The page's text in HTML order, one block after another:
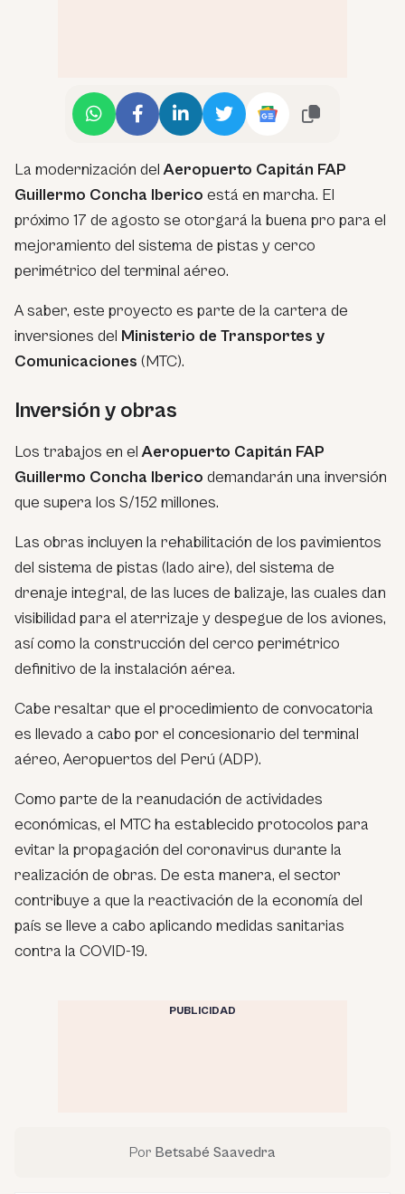
La modernización delAeropuerto Capitán FAP
Guillermo Concha Iberico está en marcha. El
próximo 17 de agosto se otorgará la buena pro para el
mejoramiento del sistema de pistas y cerco
perimétrico del terminal aéreo.
A saber, este proyecto es parte de la cartera de
inversiones del Ministerio de Transportes y
Comunicaciones (MTC).
Inversión y obras
Los trabajos en elAeropuerto Capitán FAP
Guillermo Concha Iberico demandarán una inversión
que supera los S/152 millones.
Las obras incluyen la rehabilitación de los pavimientos
del sistema de pistas (lado aire), del sistema de
drenaje integral, de las luces de balizaje, las cuales dan
visibilidad para el aterrizaje y despegue de los aviones,
así como la construcción del cerco perimétrico
definitivo de la instalación aérea.
Cabe resaltar que el procedimiento de convocatoria
es llevado a cabo por el concesionario del terminal
aéreo, Aeropuertos del Perú (ADP).
Como parte de la reanudación de actividades
económicas, el MTC ha establecido protocolos para
evitar la propagación del coronavirus durante la
realización de obras. De esta manera, el sector
contribuye a que la reactivación de la economía del
país se lleve a cabo aplicando medidas sanitarias
contra la COVID-19.
PUBLICIDAD
Por Betsabé Saavedra